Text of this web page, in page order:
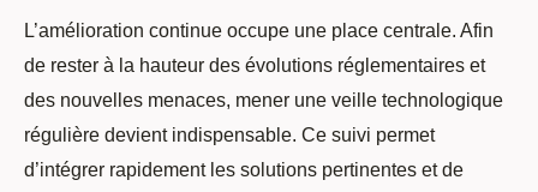
L’amélioration continue occupe une place centrale. Afin
de rester à la hauteur des évolutions réglementaires et
des nouvelles menaces, mener une veille technologique
régulière devient indispensable. Ce suivi permet
d’intégrer rapidement les solutions pertinentes et de